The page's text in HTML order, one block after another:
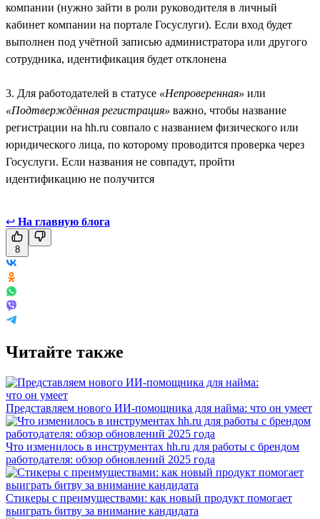
компании (нужно зайти в роли руководителя в личный
кабинет компании на портале Госуслуги). Если вход будет
выполнен под учётной записью администратора или другого
сотрудника, идентификация будет отклонена
3. Для работодателей в статусе «Непроверенная» или
«Подтверждённая регистрация» важно, чтобы название
регистрации на hh.ru совпало с названием физического или
юридического лица, по которому проводится проверка через
Госуслуги. Если названия не совпадут, пройти
идентификацию не получится
↩ На главную блога
8
Читайте также
Представляем нового ИИ-помощника для найма: что он умеет
Что изменилось в инструментах hh.ru для работы с брендом
работодателя: обзор обновлений 2025 года
Стикеры с преимуществами: как новый продукт помогает
выиграть битву за внимание кандидата